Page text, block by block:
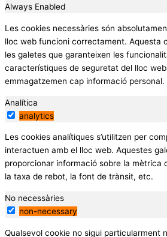
Always Enabled
Les cookies necessàries són
lloc web funcioni correctament. Aquesta
les galetes que garanteixen les
característiques de seguretat del lloc
emmagatzemen cap informació personal.
Analítica
analytics
Les cookies analítiques s’utilitzen per
interactuen amb el lloc web. Aquestes
proporcionar informació sobre la mètrica
la taxa de rebot, la font de trànsit, etc.
No necessàries
non-necessary
Qualsevol cookie no sigui particularment